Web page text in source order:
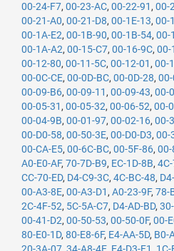
00-24-F7, 00-23-AC, 00-22-91 , 00-
00-21-A0, 00-21-D8, 00-1E-13, 00-
00-1A-E2, 00-1B-90, 00-1B-54, 00-
00-1A-A2, 00-15-C7, 00-16-9C, 00-
00-12-80, 00-11-5C, 00-12-01 , 00-
00-0C-CE, 00-0D-BC, 00-0D-28,
00-09-B6, 00-09-11 , 00-09-43, 00-
00-05-31 , 00-05-32, 00-06-52, 00-
00-04-9B, 00-01-97, 00-02-16, 00-
00-D0-58, 00-50-3E, 00-D0-D3, 00-
00-CA-E5, 00-6C-BC, 00-5F-86, 00-
A0-E0-AF, 70-7D-B9, EC-1D-8B,
CC-70-ED, D4-C9-3C, 4C-BC-48,
00-A3-8E, 00-A3-D1 , A0-23-9F, 78-
2C-4F-52, 5C-5A-C7, D4-AD-BD,
00-41-D2, 00-50-53, 00-50-0F, 00-
80-E0-1D, 80-E8-6F, E4-AA-5D, B0-